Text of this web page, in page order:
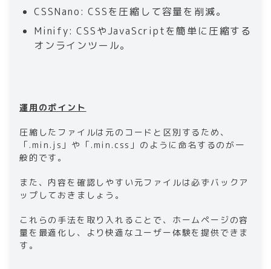
CSSNano: CSSを圧縮して容量を削減。
Minify: CSSやJavaScriptを簡単に圧縮する
オンラインツール。
運用のポイント
圧縮したファイルは元のコードと区別するため、
「.min.js」や「.min.css」のように命名するのが一
般的です。
また、内容を確認しやすい元ファイルは必ずバックア
ップしておきましょう。
これらの手法を取り入れることで、ホームページの容
量を最適化し、より快適なユーザー体験を提供できま
す。